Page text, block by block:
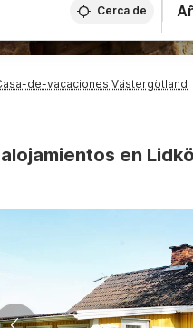
Cerca de
de-vacaciones Västergötland
en